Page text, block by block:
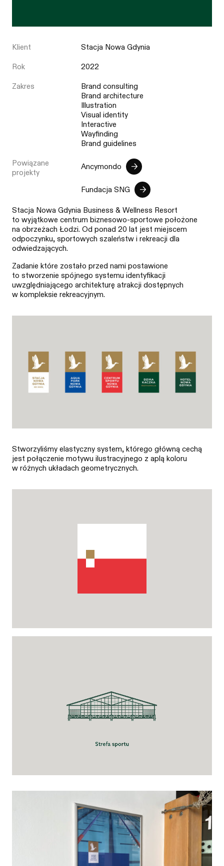
Klient
Stacja Nowa Gdynia
Rok
2022
Zakres
Brand consulting
Brand architecture
Illustration
Visual identity
Interactive
Wayfinding
Brand guidelines
Powiązane
projekty
Ancymondo
Fundacja SNG
Stacja Nowa Gdynia Business & Wellness Resort
to wyjątkowe centrum biznesowo-sportowe położone
na obrzeżach Łodzi. Od ponad 20 lat jest miejscem
odpoczynku, sportowych szaleństw i rekreacji dla
odwiedzających.
Zadanie które zostało przed nami postawione
to stworzenie spójnego systemu identyfikacji
uwzględniającego architekturę atrakcji dostępnych
w kompleksie rekreacyjnym.
Stworzyliśmy elastyczny system, którego główną cechą
jest połączenie motywu ilustracyjnego z aplą koloru
w różnych układach geometrycznych.